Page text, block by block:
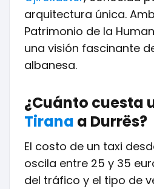
arquitectura única.
Patrimonio de la
una visión fascinante
albanesa.
¿Cuánto cuesta
Tirana a Durrës?
El costo de un taxi
oscila entre 25 y 35
del tráfico y el tipo de